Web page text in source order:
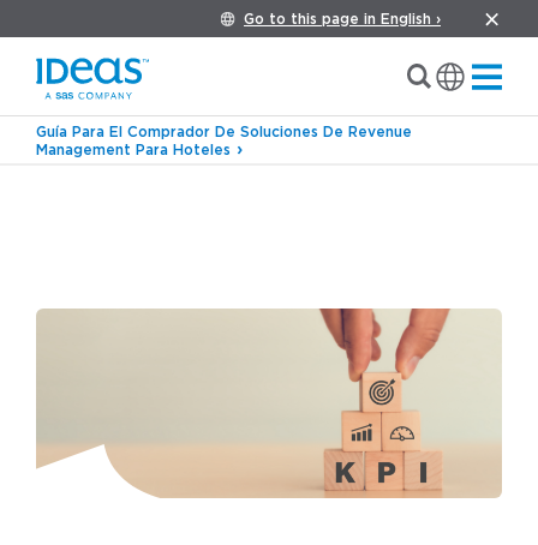
Go to this page in English ›
Guía Para El Comprador De Soluciones De Revenue
Management Para Hoteles